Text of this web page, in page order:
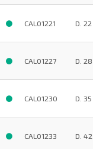
CAL01221 D. 22
CAL01227 D. 28
CAL01230 D. 35
CAL01233 D. 42